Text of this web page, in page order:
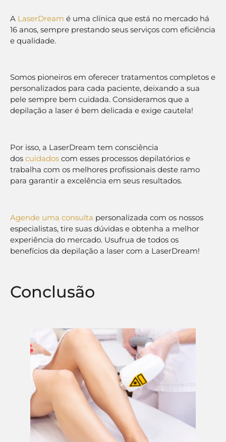
A LaserDream é uma clínica que está no mercado há
16 anos, sempre prestando seus serviços com eficiência
e qualidade.
Somos pioneiros em oferecer tratamentos completos e
personalizados para cada paciente, deixando a sua
pele sempre bem cuidada. Consideramos que a
depilação a laser é bem delicada e exige cautela!
Por isso, a LaserDream tem consciência
dos cuidados com esses processos depilatórios e
trabalha com os melhores profissionais deste ramo
para garantir a excelência em seus resultados.
Agende uma consulta personalizada com os nossos
especialistas, tire suas dúvidas e obtenha a melhor
experiência do mercado. Usufrua de todos os
benefícios da depilação a laser com a LaserDream!
Conclusão